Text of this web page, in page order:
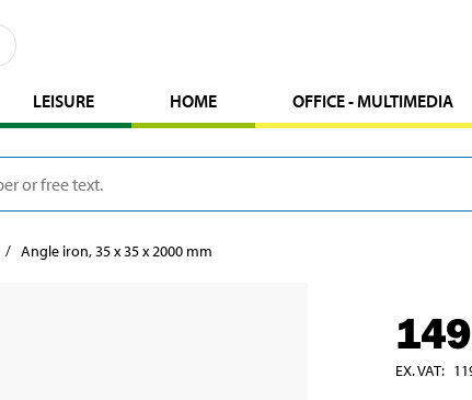
LEISURE HOME OFFICE - MULTIMEDIA
Angle iron, 35 x 35 x 2000 mm
149
EX. VAT: